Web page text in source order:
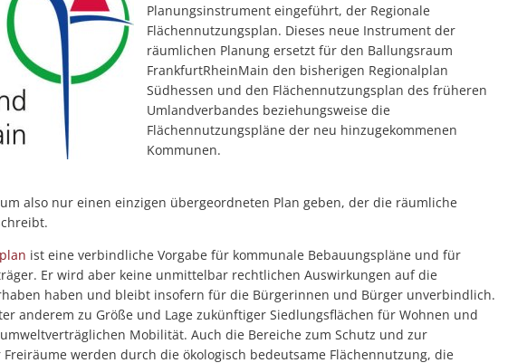
Planungsinstrument eingeführt, der Regionale
Flächennutzungsplan. Dieses neue Instrument der
räumlichen Planung ersetzt für den Ballungsraum
FrankfurtRheinMain den bisherigen Regionalplan
Südhessen und den Flächennutzungsplan des früheren
Umlandverbandes beziehungsweise die
Flächennutzungspläne der neu hinzugekommenen
Kommunen.
also nur einen einzigen übergeordneten Plan geben, der die räumliche
ist eine verbindliche Vorgabe für kommunale Bebauungspläne und für
Er wird aber keine unmittelbar rechtlichen Auswirkungen auf die
haben und bleibt insofern für die Bürgerinnen und Bürger unverbindlich.
anderem zu Größe und Lage zukünftiger Siedlungsflächen für Wohnen und
Mobilität. Auch die Bereiche zum Schutz und zur
werden durch die ökologisch bedeutsame Flächennutzung, die